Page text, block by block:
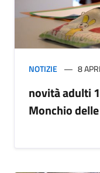
NOTIZIE 8
novità adulti
Monchio